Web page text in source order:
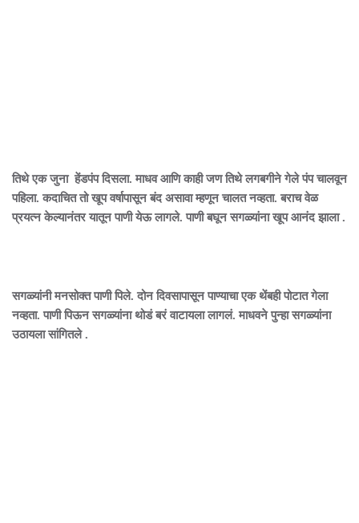
तिथे एक जुना हेंडपंप दिसला. माधव आणि काही जण तिथे लगबगीने गेले पंप चालवून
पहिला. कदाचित तो खूप वर्षापासून बंद असावा म्हणून चालत नव्हता. बराच वेळ
प्रयत्न केल्यानंतर यातून पाणी येऊ लागले. पाणी बघून सगळ्यांना खूप आनंद झाला .
सगळ्यांनी मनसोक्त पाणी पिले. दोन दिवसापासून पाण्याचा एक थेंबही पोटात गेला
नव्हता. पाणी पिऊन सगळ्यांना थोडं बरं वाटायला लागलं. माधवने पुन्हा सगळ्यांना
उठायला सांगितले .